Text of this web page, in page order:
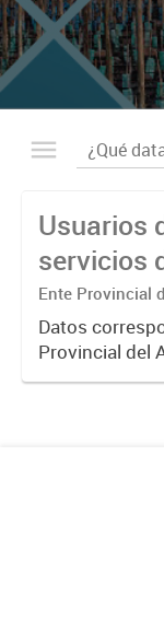
Usuarios
servicios
potable y
Ente Provincial
Datos
Provincial del
de Mendoza